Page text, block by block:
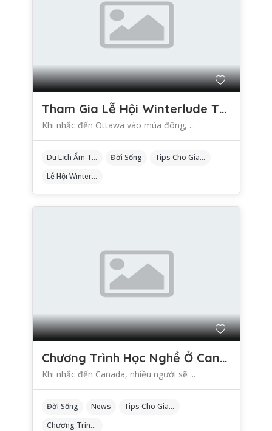
Tham Gia Lễ Hội Winterlude Tại Ottawa: Tips Từ Người Bản Địa
Khi nhắc đến Ottawa vào mùa đông, ...
Du Lịch Ẩm Thực Đời Sống
Tips Cho Gia Đình
Lễ Hội Winterlude Tại Ottawa
Chương Trình Học Nghề Ở Canada: Lối Đi Khác Biệt Cho Du Học Sinh
Khi nhắc đến Canada, nhiều người sẽ ...
Đời Sống News
Tips Cho Gia Đình
Chương Trình Học Nghề Ở Canada